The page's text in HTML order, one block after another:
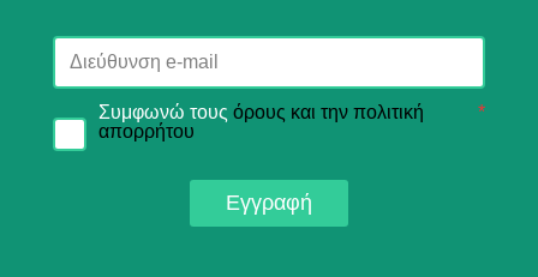
Συμφωνώ τους όρους και την πολιτική
απορρήτου
*
Εγγραφή